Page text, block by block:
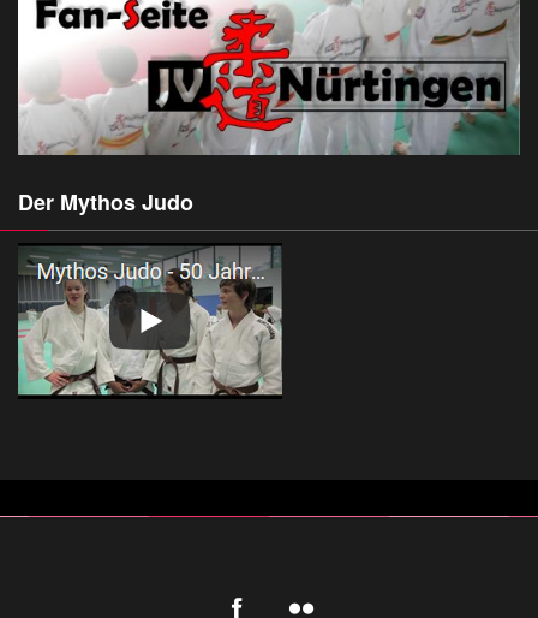
Der Mythos Judo